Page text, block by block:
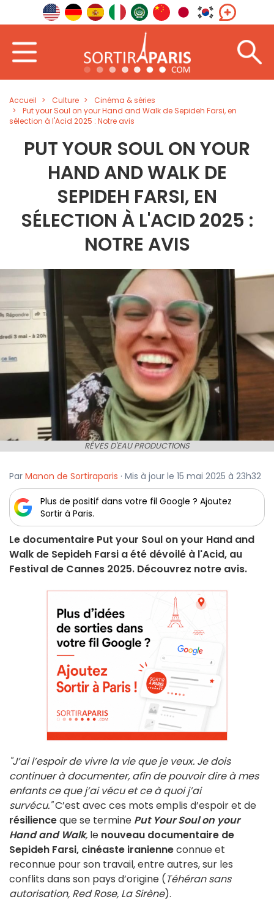
Accueil Culture
Cinéma & séries
Put your Soul on your Hand and Walk de Sepideh Farsi, en
sélection à l'Acid 2025 : Notre avis
PUT YOUR SOUL ON YOUR
HAND AND WALK DE
SEPIDEH FARSI, EN
SÉLECTION À L'ACID 2025 :
NOTRE AVIS
RÊVES D'EAU PRODUCTIONS
Par Manon de Sortiraparis · Mis à jour le 15 mai 2025 à 23h32
Plus de positif dans votre fil Google ? Ajoutez
Sortir à Paris.
Le documentaire Put your Soul on your Hand and
Walk de Sepideh Farsi a été dévoilé à l'Acid, au
Festival de Cannes 2025. Découvrez notre avis.
"J’ai l’espoir de vivre la vie que je veux. Je dois
continuer à documenter, afin de pouvoir dire à mes
enfants ce que j’ai vécu et ce à quoi j’ai
survécu."C’est avec ces mots emplis d’espoir et de
résilienceque se termine Put Your Soul on your
Hand and Walk, le nouveau documentaire de
Sepideh Farsi, cinéaste iranienneconnue et
reconnue pour son travail, entre autres, sur les
conflits dans son pays d’origine (Téhéran sans
autorisation, Red Rose, La Sirène).